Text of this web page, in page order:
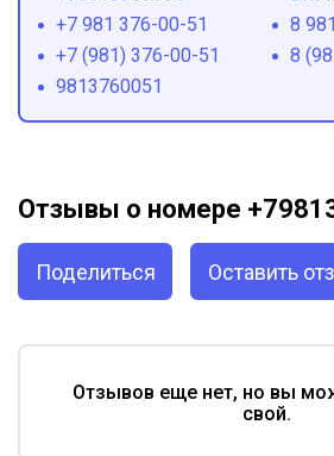
+7 981 376-00-51
8
+7 (981) 376-00-51
8
9813760051
Отзывы о номере
Поделиться Оставить
Отзывов еще нет, но вы
свой.